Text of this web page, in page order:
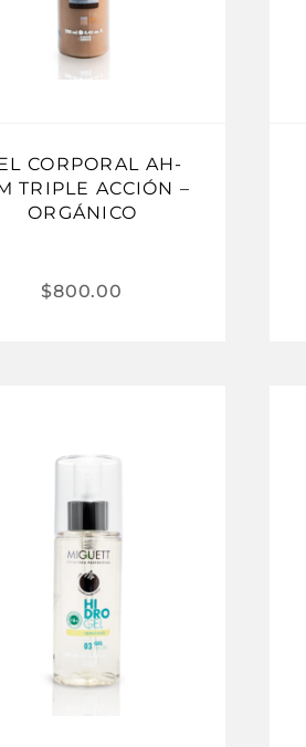
CORPORAL AH-
TRIPLE ACCIÓN –
ORGÁNICO
$800.00